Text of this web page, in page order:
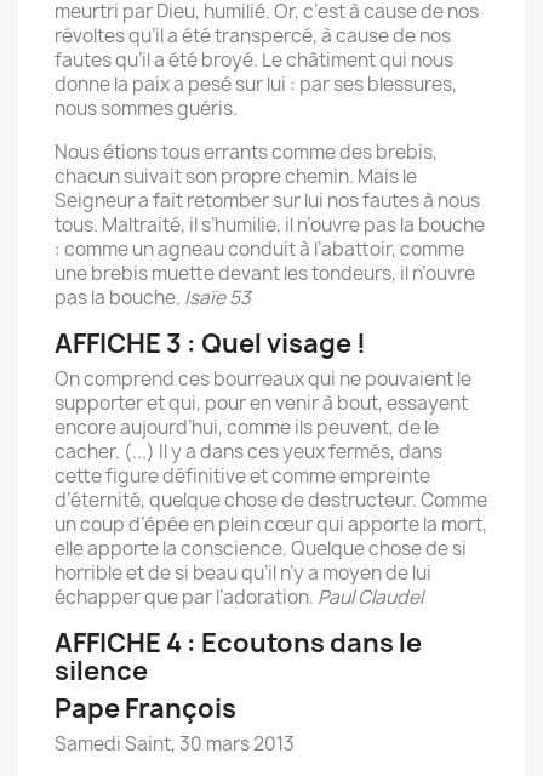
meurtri par Dieu, humilié. Or, c’est à cause de nos
révoltes qu’il a été transpercé, à cause de nos
fautes qu’il a été broyé. Le châtiment qui nous
donne la paix a pesé sur lui : par ses blessures,
nous sommes guéris.
Nous étions tous errants comme des brebis,
chacun suivait son propre chemin. Mais le
Seigneur a fait retomber sur lui nos fautes à nous
tous. Maltraité, il s’humilie, il n’ouvre pas la bouche
: comme un agneau conduit à l’abattoir, comme
une brebis muette devant les tondeurs, il n’ouvre
pas la bouche. Isaïe 53
AFFICHE 3 : Quel visage !
On comprend ces bourreaux qui ne pouvaient le
supporter et qui, pour en venir à bout, essayent
encore aujourd’hui, comme ils peuvent, de le
cacher. (...) Il y a dans ces yeux fermés, dans
cette figure définitive et comme empreinte
d’éternité, quelque chose de destructeur. Comme
un coup d’épée en plein cœur qui apporte la mort,
elle apporte la conscience. Quelque chose de si
horrible et de si beau qu’il n’y a moyen de lui
échapper que par l’adoration. Paul Claudel
AFFICHE 4 : Ecoutons dans le
silence
Pape François
Samedi Saint, 30 mars 2013